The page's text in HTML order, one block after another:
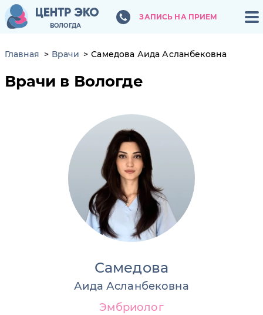
ВОЛОГДА
ЗАПИСЬ НА ПРИЕМ
ВОЛОГДА
ЗАПИСЬ НА ПРИЕМ
Главная Врачи Самедова Аида Асланбековна
Врачи в Вологде
Самедова
Аида Асланбековна
Эмбриолог